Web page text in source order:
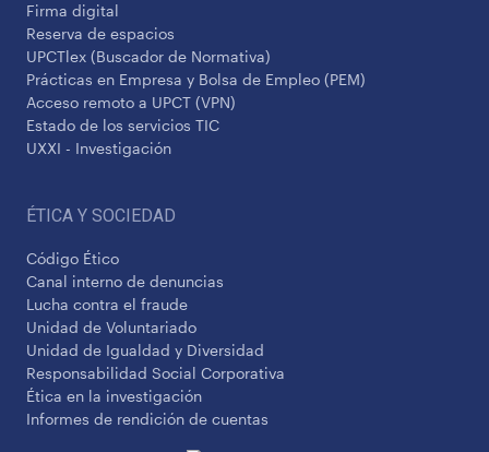
Firma digital
Reserva de espacios
UPCTlex (Buscador de Normativa)
Prácticas en Empresa y Bolsa de Empleo (PEM)
Acceso remoto a UPCT (VPN)
Estado de los servicios TIC
UXXI - Investigación
ÉTICA Y SOCIEDAD
Código Ético
Canal interno de denuncias
Lucha contra el fraude
Unidad de Voluntariado
Unidad de Igualdad y Diversidad
Responsabilidad Social Corporativa
Ética en la investigación
Informes de rendición de cuentas